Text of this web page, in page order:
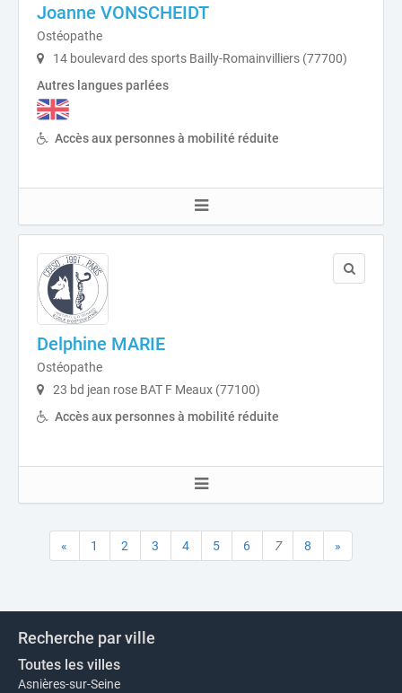
Joanne VONSCHEIDT
Ostéopathe
14 boulevard des sports Bailly-Romainvilliers (77700)
Autres langues parlées
Accès aux personnes à mobilité réduite
Delphine MARIE
Ostéopathe
23 bd jean rose BAT F Meaux (77100)
Accès aux personnes à mobilité réduite
« 1 2 3 4 5 6 7 8 »
Recherche par ville
Toutes les villes
Asnières-sur-Seine